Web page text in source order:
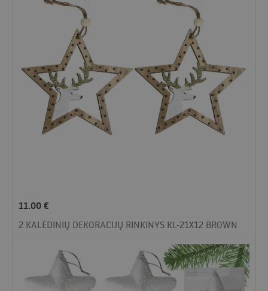
11.00€
2 KALĖDINIŲ DEKORACIJŲ RINKINYS KL-21X12 BROWN